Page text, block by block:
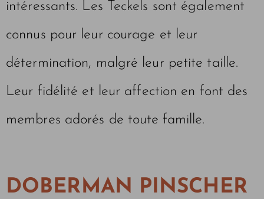
intéressants. Les Teckels sont également
connus pour leur courage et leur
détermination, malgré leur petite taille.
Leur fidélité et leur affection en font des
membres adorés de toute famille.
DOBERMAN PINSCHER